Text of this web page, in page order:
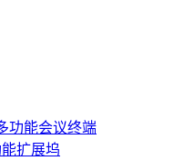
功能会议终端
扩展坞